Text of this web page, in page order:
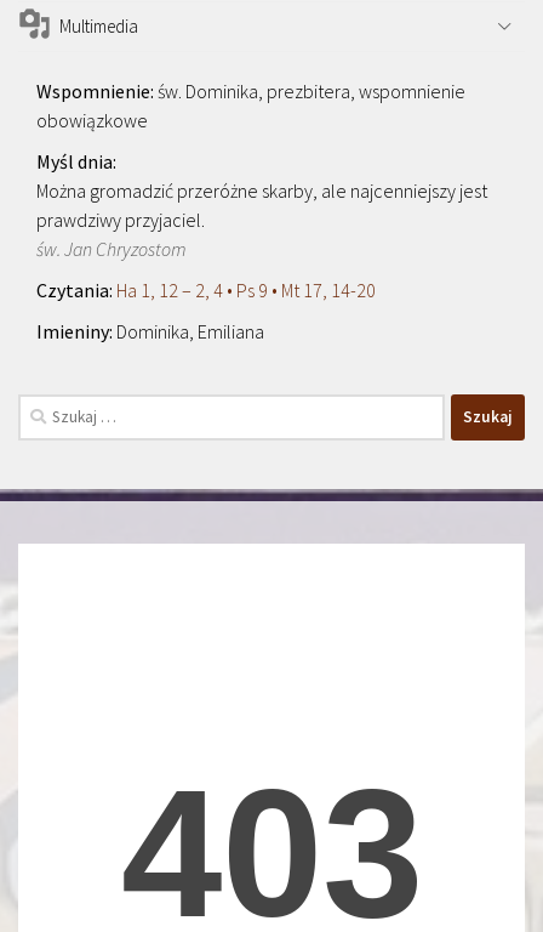
Multimedia
św. Dominika, prezbitera, wspomnienie
obowiązkowe
Można gromadzić przeróżne skarby, ale najcenniejszy jest
prawdziwy przyjaciel.
św. Jan Chryzostom
Ha 1, 12 – 2, 4 • Ps 9 • Mt 17, 14-20
Dominika, Emiliana
Szukaj: